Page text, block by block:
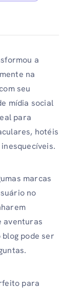
a
na
seu
mídia social
para
hotéis
marcas
no
aventuras
pode ser
para